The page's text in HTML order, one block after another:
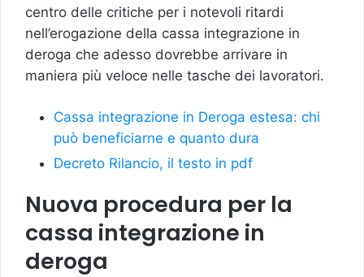
centro delle critiche per i notevoli ritardi
nell’erogazione della cassa integrazione in
deroga che adesso dovrebbe arrivare in
maniera più veloce nelle tasche dei lavoratori.
Cassa integrazione in Deroga estesa: chi
può beneficiarne e quanto dura
Decreto Rilancio, il testo in pdf
Nuova procedura per la
cassa integrazione in
deroga